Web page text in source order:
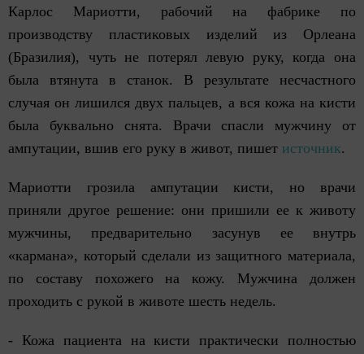
Карлос Мариотти, рабочий на фабрике по
производству пластиковых изделий из Орлеана
(Бразилия), чуть не потерял левую руку, когда она
была втянута в станок. В результате несчастного
случая он лишился двух пальцев, а вся кожа на кисти
была буквально снята. Врачи спасли мужчину от
ампутации, вшив его руку в живот, пишет источник.
Мариотти грозила ампутации кисти, но врачи
приняли другое решение: они пришили ее к животу
мужчины, предварительно засунув ее внутрь
«кармана», который сделали из защитного материала,
по составу похожего на кожу. Мужчина должен
проходить с рукой в животе шесть недель.
- Кожа пациента на кисти практически полностью